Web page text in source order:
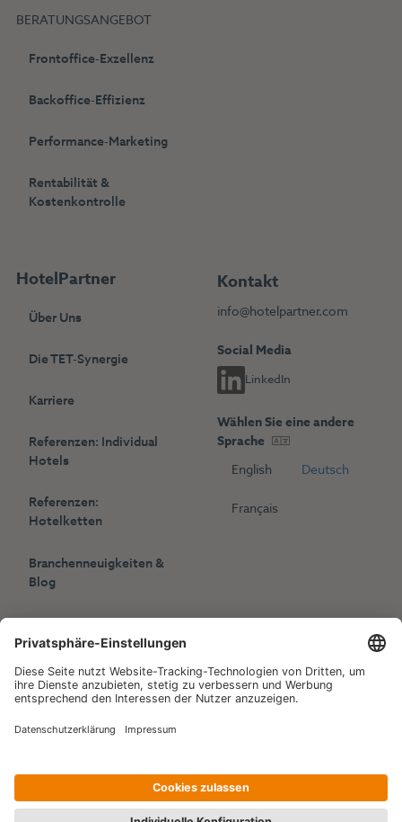
BERATUNGSANGEBOT
Frontoffice-Exzellenz
Backoffice-Effizienz
Performance-Marketing
Rentabilität &
Kostenkontrolle
HotelPartner
Über Uns
Die TET-Synergie
Karriere
Referenzen: Individual
Hotels
Referenzen:
Hotelketten
Branchenneuigkeiten &
Blog
Presse
Veranstaltungen
Kontakt
info@hotelpartner.com
Social Media
LinkedIn
Wählen Sie eine andere
Sprache
English
Deutsch
Français
Copyright © 2006-2026 Hotelpartner Management AG